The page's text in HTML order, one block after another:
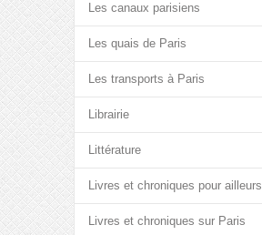
Les canaux parisiens
Les quais de Paris
Les transports à Paris
Librairie
Littérature
Livres et chroniques pour ailleurs
Livres et chroniques sur Paris